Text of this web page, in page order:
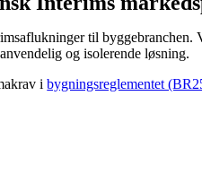
til
og isolerende løsning.
ibygningsreglementet